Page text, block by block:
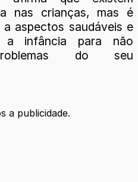
nas crianças, mas é
aspectos saudáveis e
a infância para não
do seu
a publicidade.